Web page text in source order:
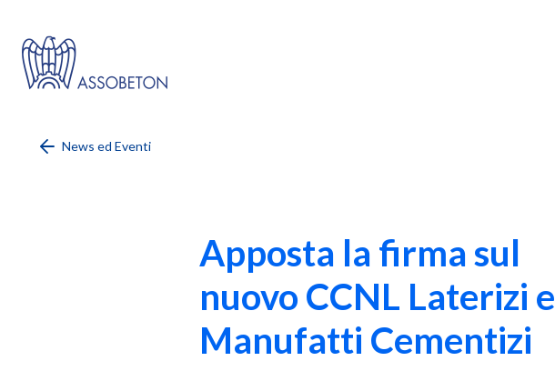
News ed Eventi
Apposta la firma sul
nuovo CCNL Laterizi e
Manufatti Cementizi